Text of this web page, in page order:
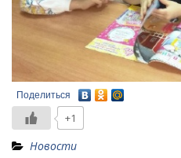
Поделиться
+1
Новости